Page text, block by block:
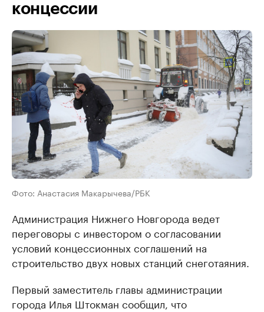
концессии
Фото: Анастасия Макарычева/РБК
Администрация Нижнего Новгорода ведет
переговоры с инвестором о согласовании
условий концессионных соглашений на
строительство двух новых станций снеготаяния.
Первый заместитель главы администрации
города Илья Штокман сообщил, что